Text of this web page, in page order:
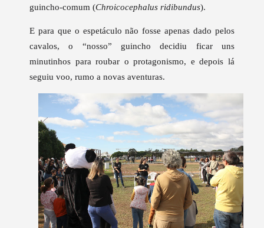
guincho-comum (Chroicocephalus ridibundus).
E para que o espetáculo não fosse apenas dado pelos
cavalos, o “nosso” guincho decidiu ficar uns
minutinhos para roubar o protagonismo, e depois lá
seguiu voo, rumo a novas aventuras.